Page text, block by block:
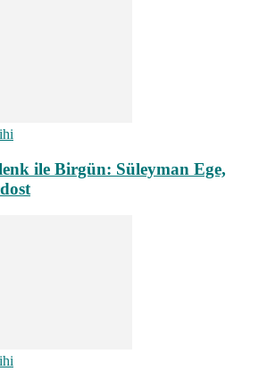
ile Birgün: Süleyman Ege,